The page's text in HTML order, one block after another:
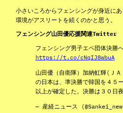
小さいころからフェンシングが身近にあ
環境がアスリートを続くのかと思う。
フェンシング山田優応援関連Twitter
フェンシング男子エペ団体決勝
https://t.co/cNqIJ8wbuA
山田優（自衛隊）加納虹輝(ＪＡ
の日本は、準決勝で韓国を４５
以上が確定した。決勝は３０日夜
— 産経ニュース